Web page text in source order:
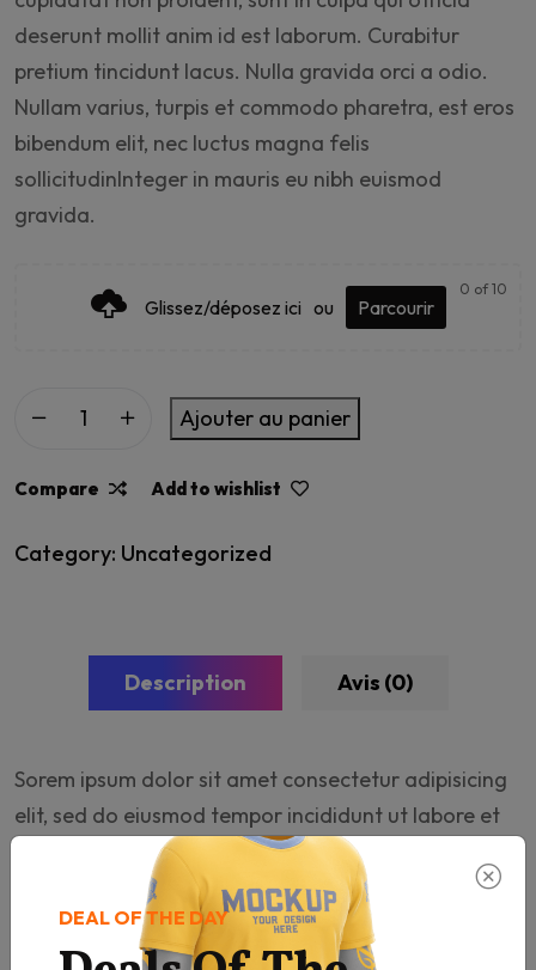
DEAL OF THE DAY
deserunt mollit anim id est laborum. Curabitur
pretium tincidunt lacus. Nulla gravida orci a odio.
Nullam varius, turpis et commodo pharetra, est eros
bibendum elit, nec luctus magna felis
sollicitudinInteger in mauris eu nibh euismod
gravida.
Glissez/déposez ici ou Parcourir
0 of 10
Business
quantity
Ajouter au panier
Compare Add to wishlist
Category: Uncategorized
Description Avis (0)
Sorem ipsum dolor sit amet consectetur adipisicing
elit, sed do eiusmod tempor incididunt ut labore et
dolore magna aliqua. Ut enim ad minim veniam, quis
nostrud exercitation ullamco laboris nisi ut aliquip
ex ea commodo consequat. Duis aute irure dolor in
reprehenderit in voluptate velit esse cillum dolore eu